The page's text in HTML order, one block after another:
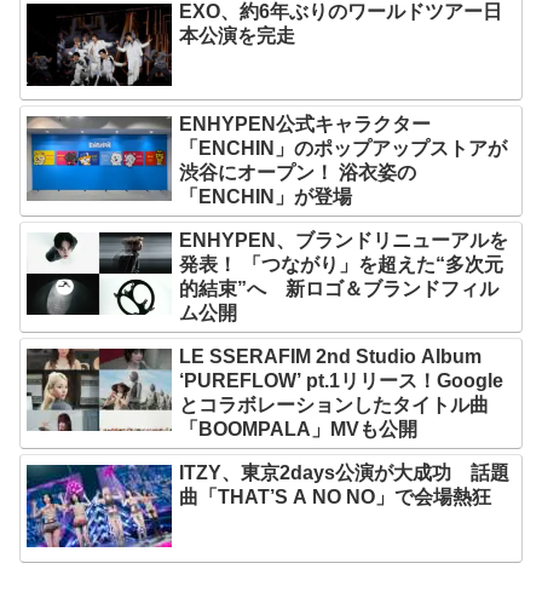
EXO、約6年ぶりのワールドツアー日
本公演を完走
ENHYPEN公式キャラクター
「ENCHIN」のポップアップストアが
渋谷にオープン！ 浴衣姿の
「ENCHIN」が登場
ENHYPEN、ブランドリニューアルを
発表！ 「つながり」を超えた“多次元
的結束”へ 新ロゴ＆ブランドフィル
ム公開
LE SSERAFIM 2nd Studio Album
‘PUREFLOW’ pt.1リリース！Google
とコラボレーションしたタイトル曲
「BOOMPALA」MVも公開
ITZY、東京2days公演が大成功 話題
曲「THAT’S A NO NO」で会場熱狂